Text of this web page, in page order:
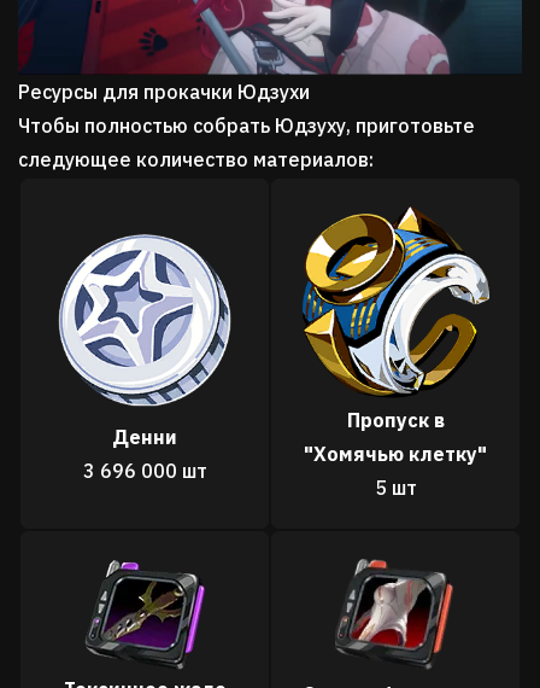
Ресурсы для прокачки Юдзухи
Чтобы полностью собрать Юдзуху, приготовьте
следующее количество материалов:
Денни
3 696 000 шт
Пропуск в
"Хомячью клетку"
5 шт